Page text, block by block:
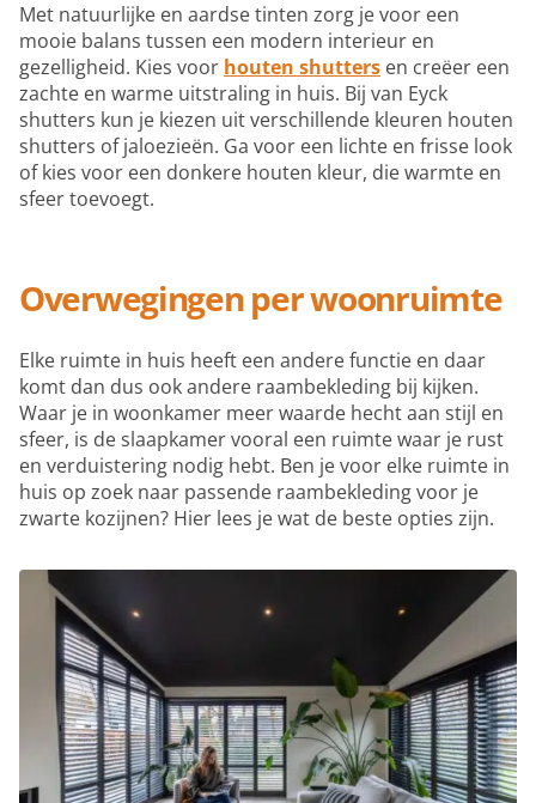
Met natuurlijke en aardse tinten zorg je voor een
mooie balans tussen een modern interieur en
gezelligheid. Kies voor houten shutters en creëer een
zachte en warme uitstraling in huis. Bij van Eyck
shutters kun je kiezen uit verschillende kleuren houten
shutters of jaloezieën. Ga voor een lichte en frisse look
of kies voor een donkere houten kleur, die warmte en
sfeer toevoegt.
Overwegingen per woonruimte
Elke ruimte in huis heeft een andere functie en daar
komt dan dus ook andere raambekleding bij kijken.
Waar je in woonkamer meer waarde hecht aan stijl en
sfeer, is de slaapkamer vooral een ruimte waar je rust
en verduistering nodig hebt. Ben je voor elke ruimte in
huis op zoek naar passende raambekleding voor je
zwarte kozijnen? Hier lees je wat de beste opties zijn.